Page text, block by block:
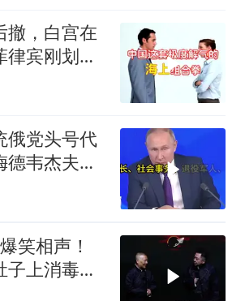
撤，白宫在
宾刚划下
俄党头号代
韦杰夫双
笑相声！
上消毒，